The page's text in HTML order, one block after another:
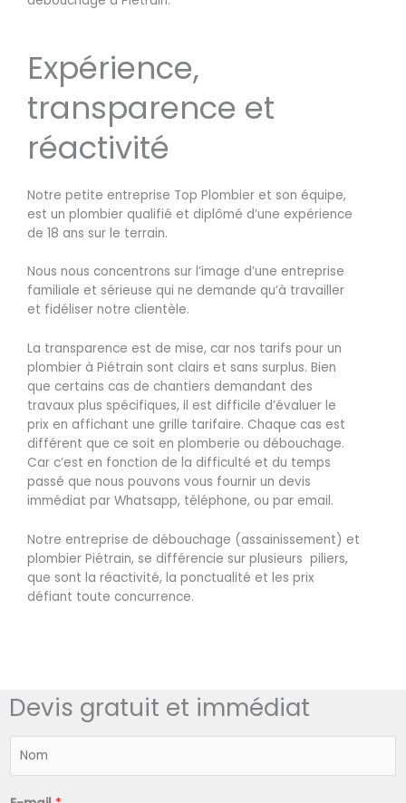
Expérience,
transparence et
réactivité
Notre petite entreprise Top Plombier et son équipe,
est un plombier qualifié et diplômé d’une expérience
de 18 ans sur le terrain.
Nous nous concentrons sur l’image d’une entreprise
familiale et sérieuse qui ne demande qu’à travailler
et fidéliser notre clientèle.
La transparence est de mise, car nos tarifs pour un
plombier à Piétrain sont clairs et sans surplus. Bien
que certains cas de chantiers demandant des
travaux plus spécifiques, il est difficile d’évaluer le
prix en affichant une grille tarifaire. Chaque cas est
différent que ce soit en plomberie ou débouchage.
Car c’est en fonction de la difficulté et du temps
passé que nous pouvons vous fournir un devis
immédiat par Whatsapp, téléphone, ou par email.
Notre entreprise de débouchage (assainissement) et
plombier Piétrain, se différencie sur plusieurs piliers,
que sont la réactivité, la ponctualité et les prix
défiant toute concurrence.
Devis gratuit et immédiat